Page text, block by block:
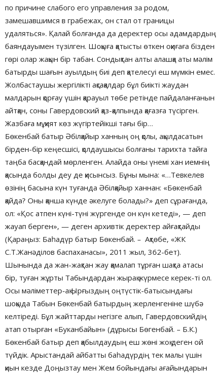
по причине слабого его управления за родом,
замешавшимся в грабежах, он стал от границы
удаляться». Қалай болғанда да деректер осы адамдардың
баяндауымен түзілген. Шоқыға қатысты өткен оқиғаға бізден
гөрі олар жақын бір табан. Сондықтан алты алашқа аты мәлім
батырды шағын ауылдың биі деп қателесуі еш мүмкін емес.
Жолбастаушы жергілікті ақсақалдар бұл биікті жаудан
малдарын қорғау үшін қарауыл төбе ретінде пайдаланғанын
айтқан, соны Гавердовский қаз-қалпында қағазға түсірген.
Жазбаға мұқият көз жүгіртейікші тағы бір…
Бөкенбай батыр Әбілқайыр ханның оң қолы, ақылдасатын
бірден-бір кеңесшісі, қолдаушысы болғаны тарихта тайға
таңба басқандай мөрленген. Алайда оны үнемі хан иемнің
қасында болды деу де қисынсыз. Бұны мына: «…Тевкелев
өзінің басына күн туғанда Әбілқайыр ханнан: «Бөкенбай
қайда? Оны қанша күнде әкелуге болады?» деп сұрағанда,
ол: «Қос атпен күні-түні жүргенде он күн кетеді», — деп
жауап берген», — деген архивтік деректер айғақтайды
(Қараңыз: Баһадүр батыр Бөкенбай. – Ақтөбе, «ЖК
С.Т.Жанәділов баспаханасы», 2011 жыл, 362-бет).
Шынында да жан-жақтан жау қамалап тұрған шақта атасы
бір, туған жұрты Табындардан жырақ жүрмесе керек-ті ол.
Осы мәліметтер-ақ Ырғыздың оңтүстік-батысындағы
шоқыда Табын Бөкенбай батырдың жерленгеніне шүбә
келтіреді. Бұл жайттарды негізге алып, Гавердовскийдің
атап отырған «Буканбайын» (дұрысы Бөгенбай. – Б.К.)
Бөкенбай батыр деп қабылдаудың еш жөні жоқ деген ой
түйдік. Арыстандай айбатты баһадүрдің тек малы үшін
қиын кезде Доңызтау мен Жем бойындағы ағайындарын